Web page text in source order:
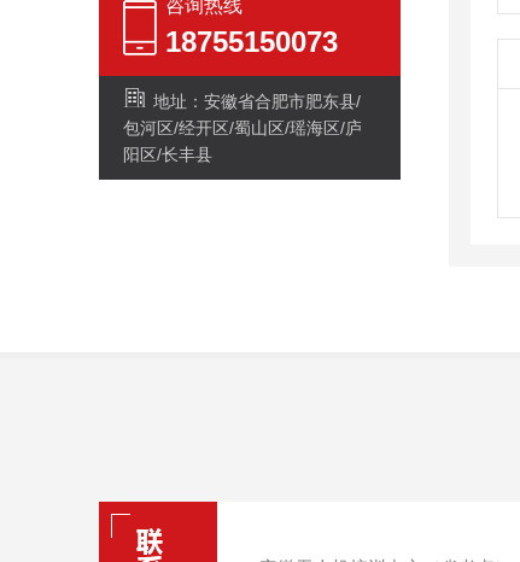
咨询热线
18755150073
地址：安徽省合肥市肥东县/
包河区/经开区/蜀山区/瑶海区/庐
阳区/长丰县